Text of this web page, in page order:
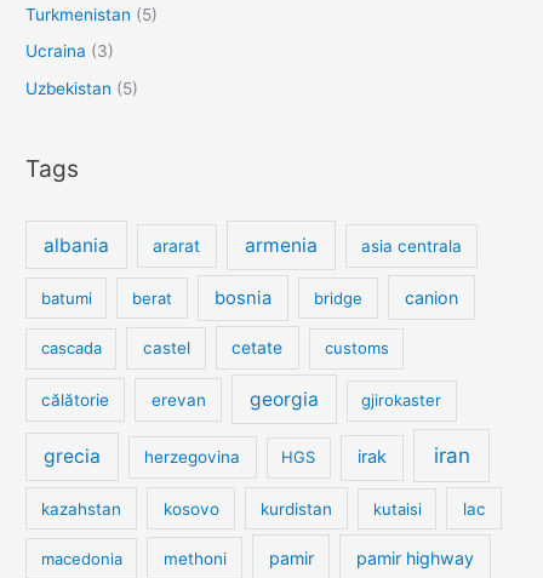
Turkmenistan (5)
Ucraina (3)
Uzbekistan (5)
Tags
albania ararat armenia asia centrala
batumi berat bosnia bridge canion
cascada castel cetate customs
călătorie erevan georgia gjirokaster
grecia herzegovina HGS irak iran
kazahstan kosovo kurdistan kutaisi lac
macedonia methoni pamir pamir highway